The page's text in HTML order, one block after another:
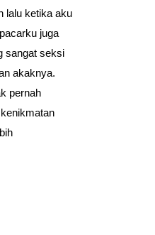
lalu ketika aku
juga
sangat seksi
akaknya.
pernah